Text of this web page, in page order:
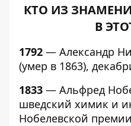
КТО ИЗ
В
1792 — Александр
(умер в 1863),
1833 — Альфред
шведский химик и
Нобелевской